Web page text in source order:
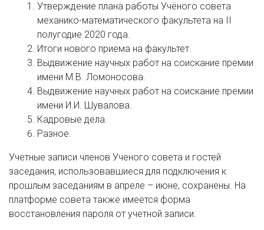
Утверждение плана работы Учёного совета
механико-математического факультета на II
полугодие 2020 года.
Итоги нового приема на факультет.
Выдвижение научных работ на соискание премии
имени М.В. Ломоносова.
Выдвижение научных работ на соискание премии
имени И.И. Шувалова.
Кадровые дела.
Разное.
Учетные записи членов Ученого совета и гостей
заседания, использовавшиеся для подключения к
прошлым заседаниям в апреле – июне, сохранены. На
платформе совета также имеется форма
восстановления пароля от учетной записи.